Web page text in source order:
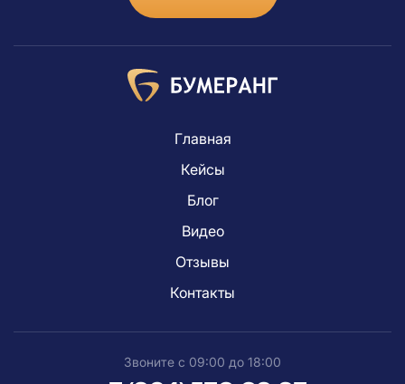
Главная
Кейсы
Блог
Видео
Отзывы
Контакты
Звоните с 09:00 до 18:00